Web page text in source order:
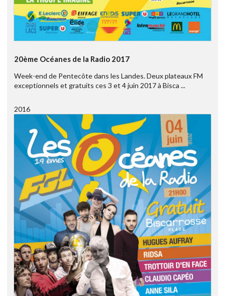
20ème Océanes de la Radio 2017
Week-end de Pentecôte dans les Landes. Deux plateaux FM
exceptionnels et gratuits ces 3 et 4 juin 2017 à Bisca ...
2016